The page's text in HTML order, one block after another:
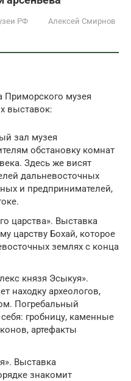
РФ Алексей Смирнов
Приморского музея
выставок:
зал музея
обстановку комнат
Здесь же висят
дальневосточных
и предпринимателей,
царства». Выставка
царству Бохай, которое
землях с конца
князя Эсыкуя».
находку археологов,
Погребальный
гробницу, каменные
артефакты
Выставка
знакомит